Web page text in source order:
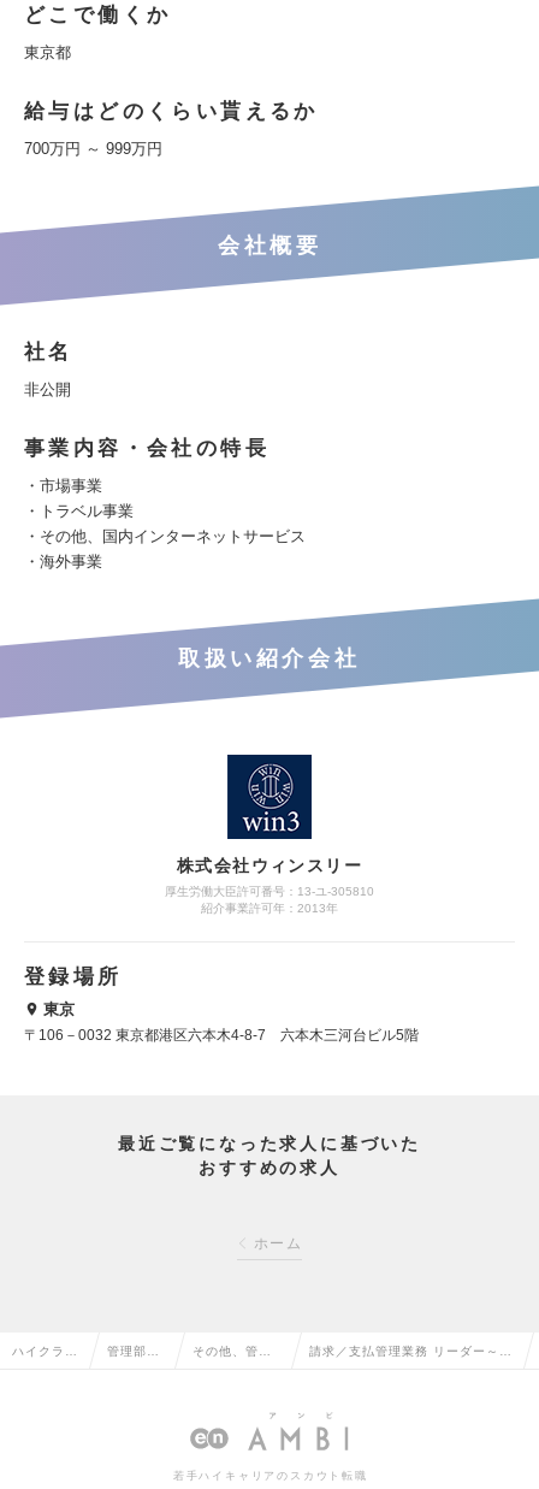
どこで働くか
東京都
給与はどのくらい貰えるか
700万円 ～ 999万円
会社概要
社名
非公開
事業内容・会社の特長
・市場事業
・トラベル事業
・その他、国内インターネットサービス
・海外事業
取扱い紹介会社
株式会社ウィンスリー
厚生労働大臣許可番号：13-ユ-305810
紹介事業許可年：2013年
登録場所
東京
〒106－0032 東京都港区六本木4-8-7 六本木三河台ビル5階
最近ご覧になった求人に基づいた
おすすめの求人
ホーム
ハイクラス 管理部門 その他、管理 請求／支払管理業務 リーダー～マ
若手ハイキャリアのスカウト転職